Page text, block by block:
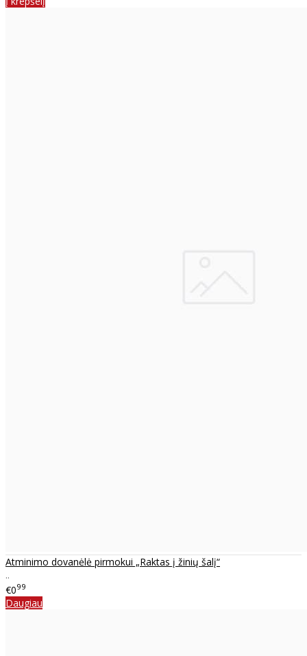
Atminimo dovanėlė pirmokui „Raktas į žinių šalį“
..
€099
Daugiau